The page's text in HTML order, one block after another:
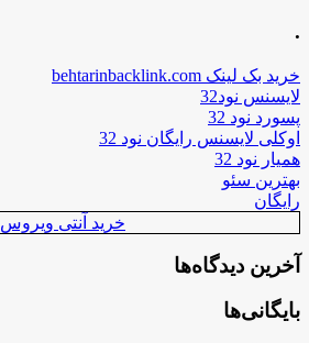
.
خرید بک لینک behtarinbacklink.com
لایسنس نود32
پسورد نود 32
اوکلی لایسنس رایگان نود 32
همیار نود 32
بهترین سئو
رایگان
خرید آنتی ویروس
آخرین دیدگاه‌ها
بایگانی‌ها